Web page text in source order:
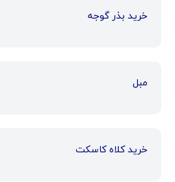
خرید بذر گوجه
مبل
خرید کلاه کاسکت